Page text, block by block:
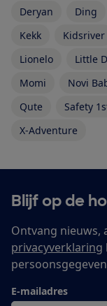
Deryan
Ding
Kekk
Kidsriver
Lionelo
Little
Momi
Novi
Qute
Safety
X-Adventure
Blijf op de
Ontvang nieuws,
privacyverklaring
E-mailadres